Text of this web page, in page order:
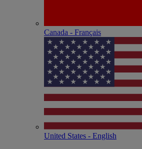
Canada - Français
United States - English